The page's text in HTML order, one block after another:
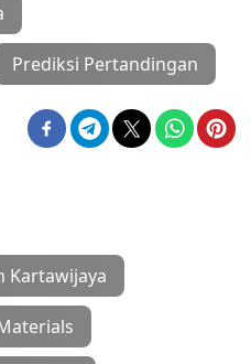
Prediksi Pertandingan
Kartawijaya